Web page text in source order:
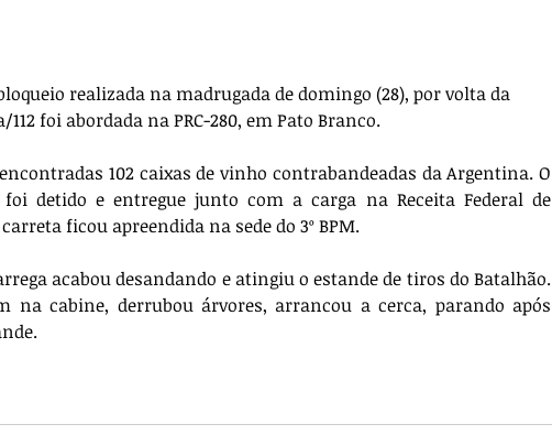
realizada na madrugada de domingo (28), por volta da
foi abordada na PRC-280, em Pato Branco.
102 caixas de vinho contrabandeadas da Argentina. O
detido e entregue junto com a carga na Receita Federal de
ficou apreendida na sede do 3º BPM.
acabou desandando e atingiu o estande de tiros do Batalhão.
na cabine, derrubou árvores, arrancou a cerca, parando após